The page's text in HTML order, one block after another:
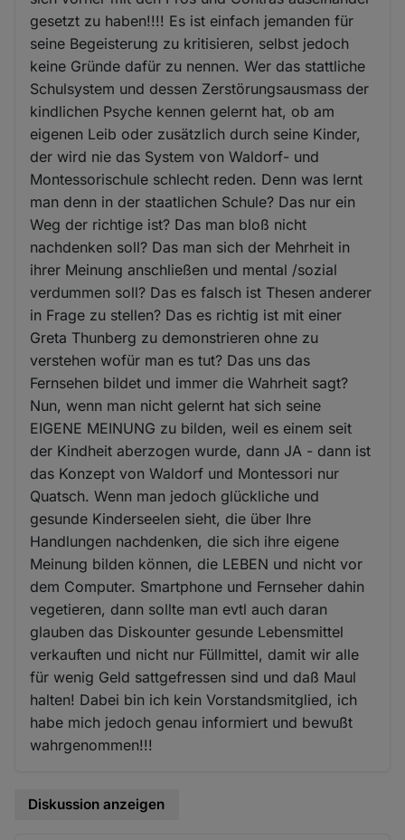
gesetzt zu haben!!!! Es ist einfach jemanden für
seine Begeisterung zu kritisieren, selbst jedoch
keine Gründe dafür zu nennen. Wer das stattliche
Schulsystem und dessen Zerstörungsausmass der
kindlichen Psyche kennen gelernt hat, ob am
eigenen Leib oder zusätzlich durch seine Kinder,
der wird nie das System von Waldorf- und
Montessorischule schlecht reden. Denn was lernt
man denn in der staatlichen Schule? Das nur ein
Weg der richtige ist? Das man bloß nicht
nachdenken soll? Das man sich der Mehrheit in
ihrer Meinung anschließen und mental /sozial
verdummen soll? Das es falsch ist Thesen anderer
in Frage zu stellen? Das es richtig ist mit einer
Greta Thunberg zu demonstrieren ohne zu
verstehen wofür man es tut? Das uns das
Fernsehen bildet und immer die Wahrheit sagt?
Nun, wenn man nicht gelernt hat sich seine
EIGENE MEINUNG zu bilden, weil es einem seit
der Kindheit aberzogen wurde, dann JA - dann ist
das Konzept von Waldorf und Montessori nur
Quatsch. Wenn man jedoch glückliche und
gesunde Kinderseelen sieht, die über Ihre
Handlungen nachdenken, die sich ihre eigene
Meinung bilden können, die LEBEN und nicht vor
dem Computer. Smartphone und Fernseher dahin
vegetieren, dann sollte man evtl auch daran
glauben das Diskounter gesunde Lebensmittel
verkauften und nicht nur Füllmittel, damit wir alle
für wenig Geld sattgefressen sind und daß Maul
halten! Dabei bin ich kein Vorstandsmitglied, ich
habe mich jedoch genau informiert und bewußt
wahrgenommen!!!
Diskussion anzeigen